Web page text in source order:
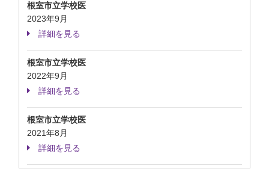
根室市立学校医
2023年9月
詳細を見る
根室市立学校医
2022年9月
詳細を見る
根室市立学校医
2021年8月
詳細を見る